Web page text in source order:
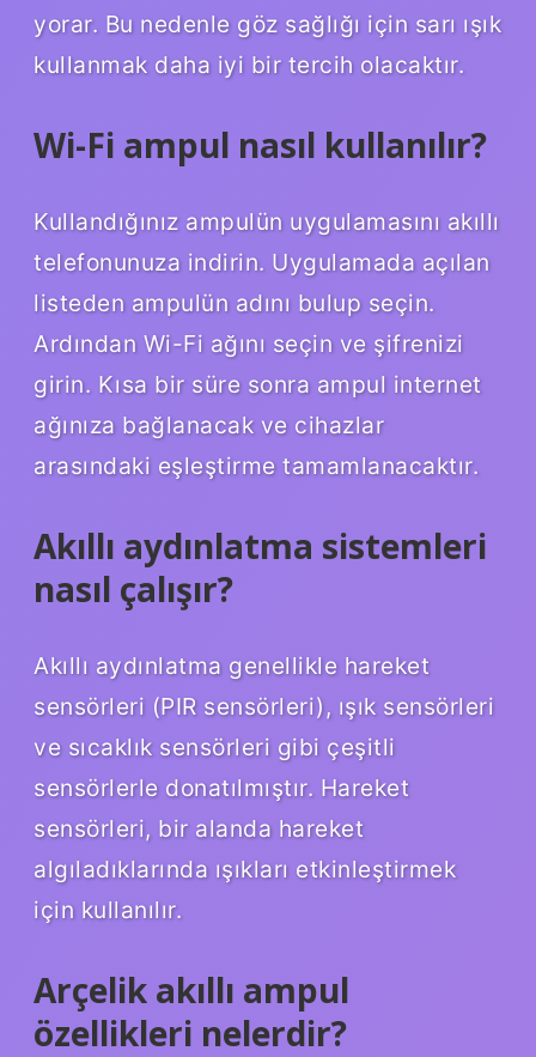
yorar. Bu nedenle göz sağlığı için sarı ışık
kullanmak daha iyi bir tercih olacaktır.
Wi-Fi ampul nasıl kullanılır?
Kullandığınız ampulün uygulamasını akıllı
telefonunuza indirin. Uygulamada açılan
listeden ampulün adını bulup seçin.
Ardından Wi-Fi ağını seçin ve şifrenizi
girin. Kısa bir süre sonra ampul internet
ağınıza bağlanacak ve cihazlar
arasındaki eşleştirme tamamlanacaktır.
Akıllı aydınlatma sistemleri
nasıl çalışır?
Akıllı aydınlatma genellikle hareket
sensörleri (PIR sensörleri), ışık sensörleri
ve sıcaklık sensörleri gibi çeşitli
sensörlerle donatılmıştır. Hareket
sensörleri, bir alanda hareket
algıladıklarında ışıkları etkinleştirmek
için kullanılır.
Arçelik akıllı ampul
özellikleri nelerdir?